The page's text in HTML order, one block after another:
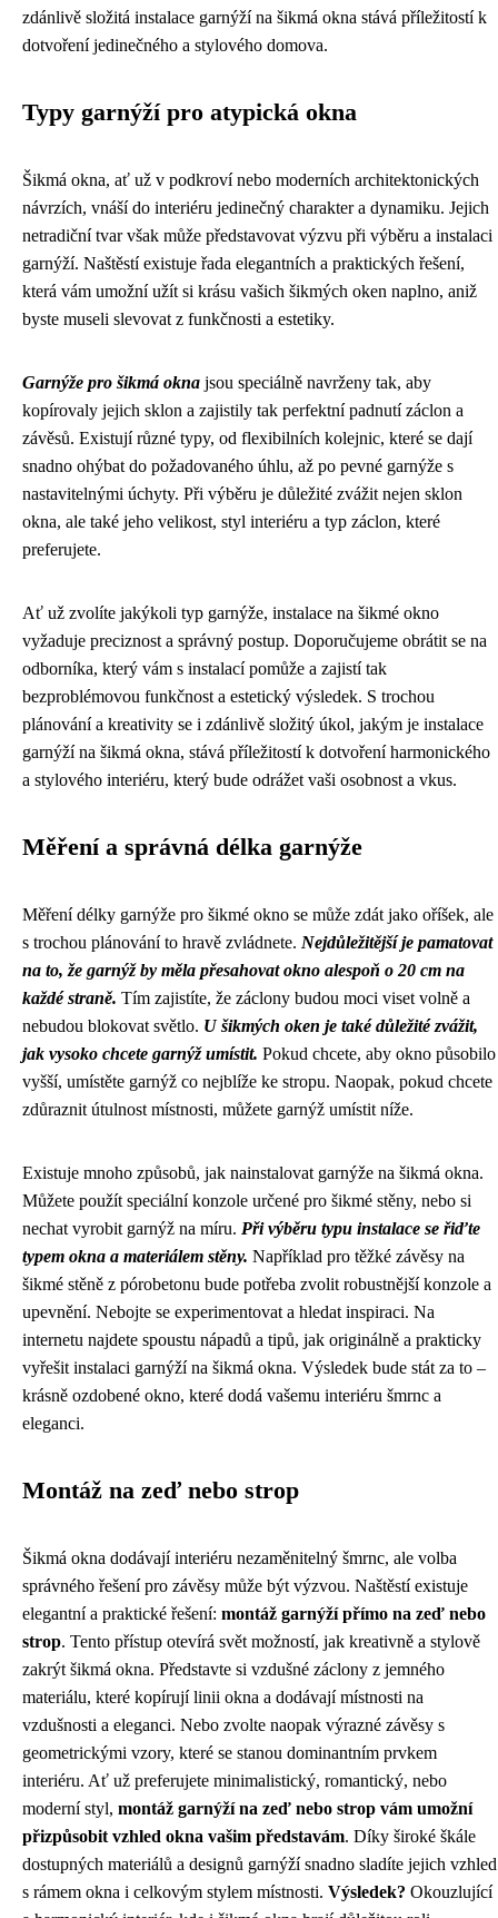
zdánlivě složitá instalace garnýží na šikmá okna stává příležitostí k
dotvoření jedinečného a stylového domova.
Typy garnýží pro atypická okna
Šikmá okna, ať už v podkroví nebo moderních architektonických
návrzích, vnáší do interiéru jedinečný charakter a dynamiku. Jejich
netradiční tvar však může představovat výzvu při výběru a instalaci
garnýží. Naštěstí existuje řada elegantních a praktických řešení,
která vám umožní užít si krásu vašich šikmých oken naplno, aniž
byste museli slevovat z funkčnosti a estetiky.
Garnýže pro šikmá okna jsou speciálně navrženy tak, aby
kopírovaly jejich sklon a zajistily tak perfektní padnutí záclon a
závěsů. Existují různé typy, od flexibilních kolejnic, které se dají
snadno ohýbat do požadovaného úhlu, až po pevné garnýže s
nastavitelnými úchyty. Při výběru je důležité zvážit nejen sklon
okna, ale také jeho velikost, styl interiéru a typ záclon, které
preferujete.
Ať už zvolíte jakýkoli typ garnýže, instalace na šikmé okno
vyžaduje preciznost a správný postup. Doporučujeme obrátit se na
odborníka, který vám s instalací pomůže a zajistí tak
bezproblémovou funkčnost a estetický výsledek. S trochou
plánování a kreativity se i zdánlivě složitý úkol, jakým je instalace
garnýží na šikmá okna, stává příležitostí k dotvoření harmonického
a stylového interiéru, který bude odrážet vaši osobnost a vkus.
Měření a správná délka garnýže
Měření délky garnýže pro šikmé okno se může zdát jako oříšek, ale
s trochou plánování to hravě zvládnete. Nejdůležitější je pamatovat
na to, že garnýž by měla přesahovat okno alespoň o 20 cm na
každé straně. Tím zajistíte, že záclony budou moci viset volně a
nebudou blokovat světlo. U šikmých oken je také důležité zvážit,
jak vysoko chcete garnýž umístit. Pokud chcete, aby okno působilo
vyšší, umístěte garnýž co nejblíže ke stropu. Naopak, pokud chcete
zdůraznit útulnost místnosti, můžete garnýž umístit níže.
Existuje mnoho způsobů, jak nainstalovat garnýže na šikmá okna.
Můžete použít speciální konzole určené pro šikmé stěny, nebo si
nechat vyrobit garnýž na míru. Při výběru typu instalace se řiďte
typem okna a materiálem stěny. Například pro těžké závěsy na
šikmé stěně z pórobetonu bude potřeba zvolit robustnější konzole a
upevnění. Nebojte se experimentovat a hledat inspiraci. Na
internetu najdete spoustu nápadů a tipů, jak originálně a prakticky
vyřešit instalaci garnýží na šikmá okna. Výsledek bude stát za to –
krásně ozdobené okno, které dodá vašemu interiéru šmrnc a
eleganci.
Montáž na zeď nebo strop
Šikmá okna dodávají interiéru nezaměnitelný šmrnc, ale volba
správného řešení pro závěsy může být výzvou. Naštěstí existuje
elegantní a praktické řešení: montáž garnýží přímo na zeď nebo
strop. Tento přístup otevírá svět možností, jak kreativně a stylově
zakrýt šikmá okna. Představte si vzdušné záclony z jemného
materiálu, které kopírují linii okna a dodávají místnosti na
vzdušnosti a eleganci. Nebo zvolte naopak výrazné závěsy s
geometrickými vzory, které se stanou dominantním prvkem
interiéru. Ať už preferujete minimalistický, romantický, nebo
moderní styl, montáž garnýží na zeď nebo strop vám umožní
přizpůsobit vzhled okna vašim představám. Díky široké škále
dostupných materiálů a designů garnýží snadno sladíte jejich vzhled
s rámem okna i celkovým stylem místnosti. Výsledek? Okouzlující